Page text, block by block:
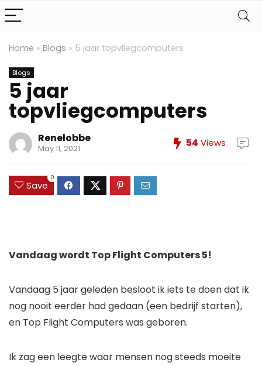
Home » Blogs » 5 jaar topvliegcomputers
Blogs
5 jaar
topvliegcomputers
Renelobbe
May 11, 2021 54 Views
Save
0
Vandaag wordt Top Flight Computers 5!
Vandaag 5 jaar geleden besloot ik iets te doen dat ik
nog nooit eerder had gedaan (een bedrijf starten),
en Top Flight Computers was geboren.
Ik zag een leegte waar mensen nog steeds moeite